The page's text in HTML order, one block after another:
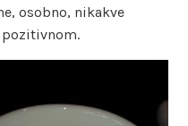
osobno, nikakve